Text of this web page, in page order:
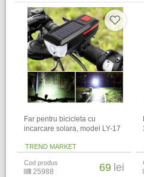
Far pentru bicicleta cu
incarcare solara, model LY-17
TREND MARKET
Cod produs
25988 69 lei